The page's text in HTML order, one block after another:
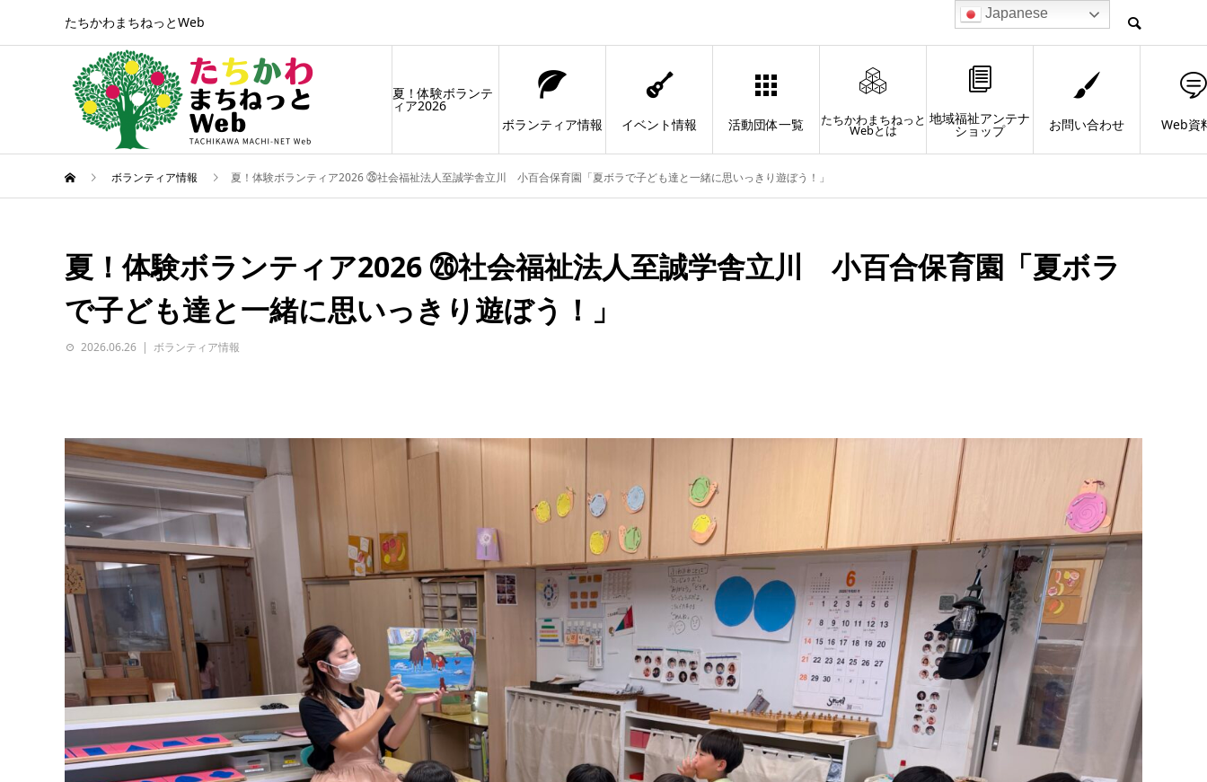
たちかわまちねっとWeb
夏！体験ボランテ
ィア2026
ボランティア情報
イベント情報 活動団体一覧 たちかわまちねっと
Webとは
地域福祉アンテナ
ショップ お問い合わせ Web資
ボランティア情報 夏！体験ボランティア2026 ㉖社会福祉法人至誠学舎立川 小百合保育園「夏ボラで子ども達と一緒に思いっきり遊ぼう！」
夏！体験ボランティア2026 ㉖社会福祉法人至誠学舎立川 小百合保育園「夏ボラ
で子ども達と一緒に思いっきり遊ぼう！」
2026.06.26 ボランティア情報
Japanese